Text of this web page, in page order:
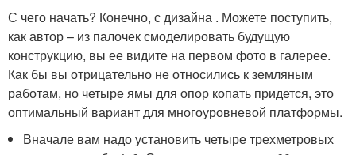
С чего начать? Конечно, с дизайна . Можете поступить,
как автор – из палочек смоделировать будущую
конструкцию, вы ее видите на первом фото в галерее.
Как бы вы отрицательно не относились к земляным
работам, но четыре ямы для опор копать придется, это
оптимальный вариант для многоуровневой платформы.
Вначале вам надо установить четыре трехметровых